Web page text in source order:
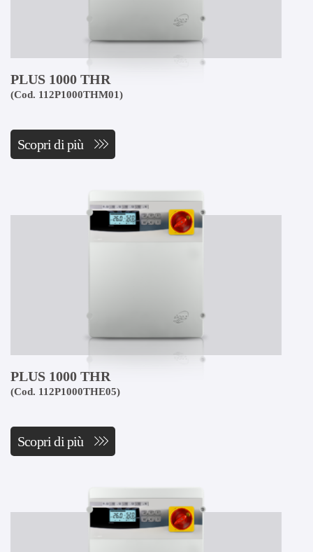
PLUS 1000 THR
(Cod. 112P1000THM01)
Scopri di più
PLUS 1000 THR
(Cod. 112P1000THE05)
Scopri di più